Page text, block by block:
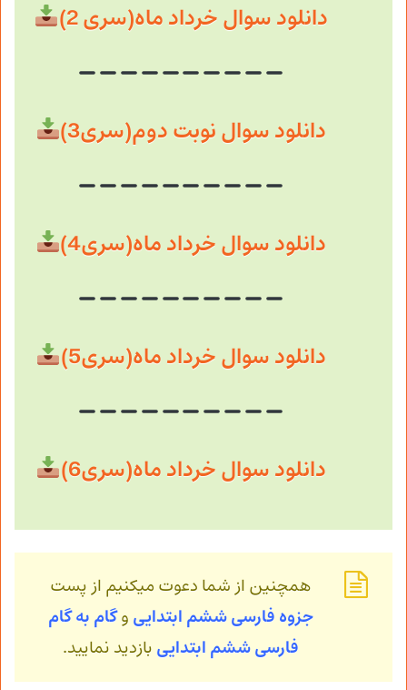
دانلود سوال خرداد ماه(سری 2)
دانلود سوال نوبت دوم(سری3)
دانلود سوال خرداد ماه(سری4)
دانلود سوال خرداد ماه(سری5)
دانلود سوال خرداد ماه(سری6)
همچنین از شما دعوت میکنیم از پست
جزوه فارسی ششم ابتدایی وگام به گام
فارسی ششم ابتدایی بازدید نمایید.